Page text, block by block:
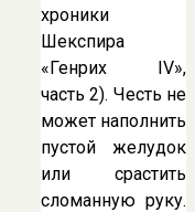
хроники
Шекспира
«Генрих IV»,
часть 2). Честь не
может наполнить
пустой желудок
или срастить
сломанную руку.